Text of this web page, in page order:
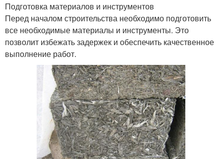
Подготовка материалов и инструментов
Перед началом строительства необходимо подготовить
все необходимые материалы и инструменты. Это
позволит избежать задержек и обеспечить качественное
выполнение работ.